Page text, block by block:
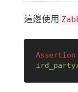
這邊使用
Assertion